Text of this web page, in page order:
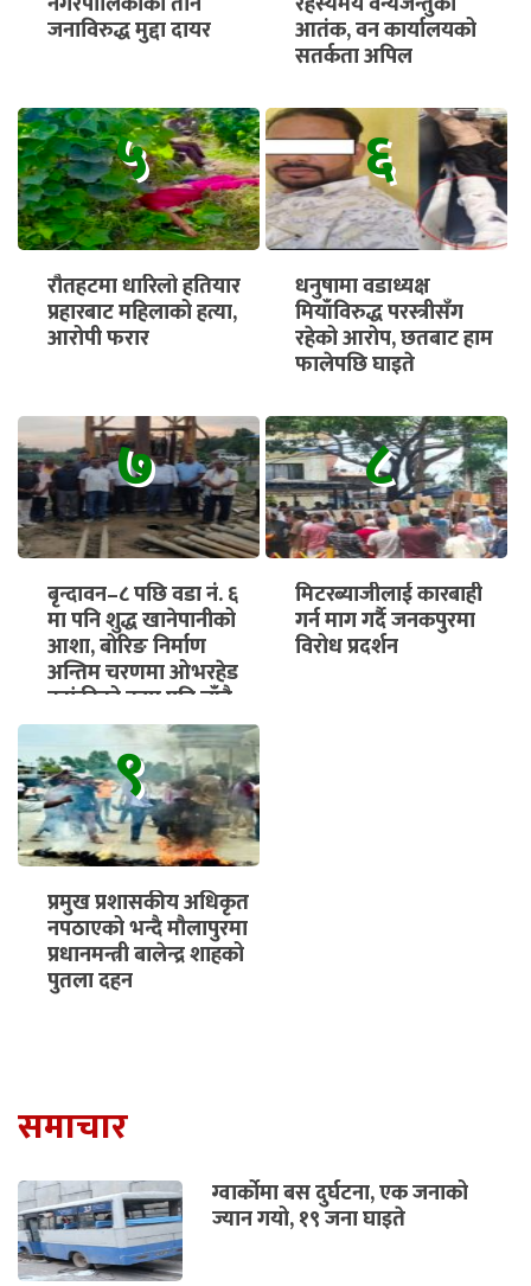
जनाविरुद्ध मुद्दा दायर आतंक, वन कार्यालयको
सतर्कता अपिल
५
रौतहटमा धारिलो हतियार
प्रहारबाट महिलाको हत्या,
आरोपी फरार
६
धनुषामा वडाध्यक्ष
मियाँविरुद्ध परस्त्रीसँग
रहेको आरोप, छतबाट हाम
फालेपछि घाइते
७
बृन्दावन–८ पछि वडा नं. ६
मा पनि शुद्ध खानेपानीको
आशा, बोरिङ निर्माण
अन्तिम चरणमा ओभरहेड
ट्यांकीको काम पनि चाँडै
सुरु हुने
८
मिटरब्याजीलाई कारबाही
गर्न माग गर्दै जनकपुरमा
विरोध प्रदर्शन
९
प्रमुख प्रशासकीय अधिकृत
नपठाएको भन्दै मौलापुरमा
प्रधानमन्त्री बालेन्द्र शाहको
पुतला दहन
समाचार
ग्वार्कोमा बस दुर्घटना, एक जनाको
ज्यान गयो, १९ जना घाइते